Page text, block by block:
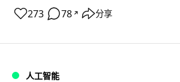
273 78 ↗ 分享
人工智能